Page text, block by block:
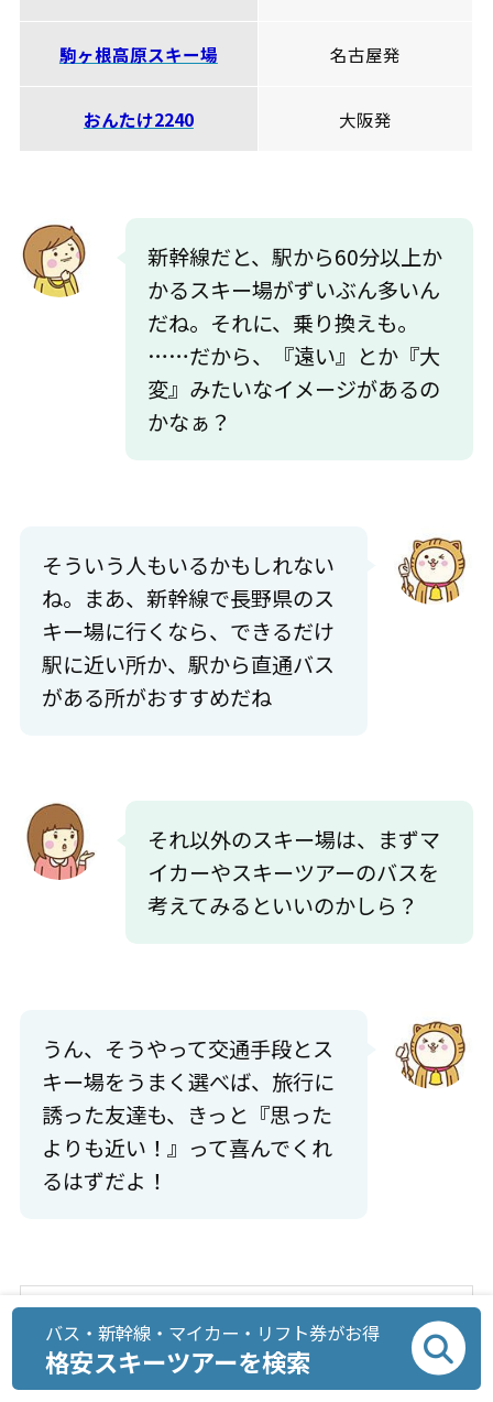
駒ヶ根高原スキー場 名古屋発
おんたけ2240 大阪発
新幹線だと、駅から60分以上か
かるスキー場がずいぶん多いん
だね。それに、乗り換えも。
……だから、『遠い』とか『大
変』みたいなイメージがあるの
かなぁ？
そういう人もいるかもしれない
ね。まあ、新幹線で長野県のス
キー場に行くなら、できるだけ
駅に近い所か、駅から直通バス
がある所がおすすめだね
それ以外のスキー場は、まずマ
イカーやスキーツアーのバスを
考えてみるといいのかしら？
うん、そうやって交通手段とス
キー場をうまく選べば、旅行に
誘った友達も、きっと『思った
よりも近い！』って喜んでくれ
るはずだよ！
スキー場 2025年09月16日
新幹線で行くスキーツアー
バス・新幹線・マイカー・リフト券がお得
格安スキーツアーを検索